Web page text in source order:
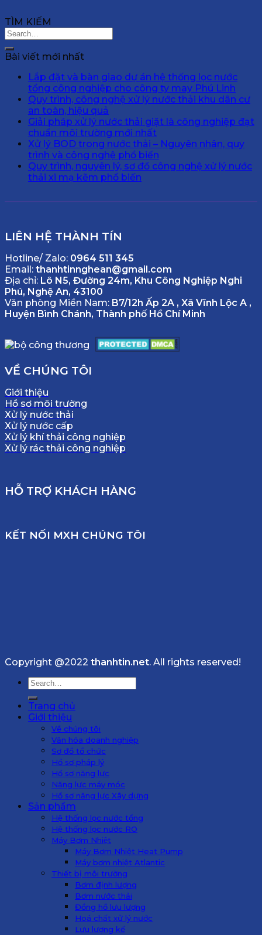
TÌM KIẾM
Bài viết mới nhất
Lắp đặt và bàn giao dự án hệ thống lọc nước
tổng công nghiệp cho công ty may Phú Linh
Quy trình, công nghệ xử lý nước thải khu dân cư
an toàn, hiệu quả
Giải pháp xử lý nước thải giặt là công nghiệp đạt
chuẩn môi trường mới nhất
Xử lý BOD trong nước thải – Nguyên nhân, quy
trình và công nghệ phổ biến
Quy trình, nguyên lý, sơ đồ công nghệ xử lý nước
thải xi mạ kẽm phổ biến
LIÊN HỆ THÀNH TÍN
Hotline/ Zalo: 0964 511 345
Email: thanhtinnghean@gmail.com
Địa chỉ: Lô N5, Đường 24m, Khu Công Nghiệp Nghi
Phú, Nghệ An, 43100
Văn phòng Miền Nam: B7/12h Ấp 2A , Xã Vĩnh Lộc A ,
Huyện Bình Chánh, Thành phố Hồ Chí Minh
VỀ CHÚNG TÔI
Giới thiệu
Hồ sơ môi trường
Xử lý nước thải
Xử lý nước cấp
Xử lý khí thải công nghiệp
Xử lý rác thải công nghiệp
HỖ TRỢ KHÁCH HÀNG
KẾT NỐI MXH CHÚNG TÔI
Copyright @2022 thanhtin.net. All rights reserved!
Search
for:
Trang chủ
Giới thiệu
Về chúng tôi
Văn hóa doanh nghiệp
Sơ đồ tổ chức
Hồ sơ pháp lý
Hồ sơ năng lực
Năng lực máy móc
Hồ sơ năng lực Xây dựng
Sản phẩm
Hệ thống lọc nước tổng
Hệ thống lọc nước RO
Máy Bơm Nhiệt
Máy Bơm Nhiệt Heat Pump
Máy bơm nhiệt Atlantic
Thiết bị môi trường
Bơm định lượng
Bơm nước thải
Đồng hồ lưu lượng
Hoá chất xử lý nước
Lưu lượng kế